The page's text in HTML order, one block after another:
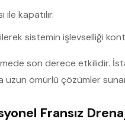
kapatılır.
sistemin işlevselliği
son derece etkilidir.
uzun ömürlü çözümler
Fransız